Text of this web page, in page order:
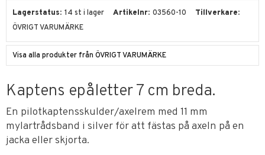
Lagerstatus 14 st i lager Artikelnr 03560-10
Tillverkare
ÖVRIGT VARUMÄRKE
Visa alla produkter från ÖVRIGT VARUMÄRKE
Kaptens epåletter 7 cm breda.
En pilotkaptensskulder/axelrem med 11 mm
mylartrådsband i silver för att fästas på axeln på en
jacka eller skjorta.